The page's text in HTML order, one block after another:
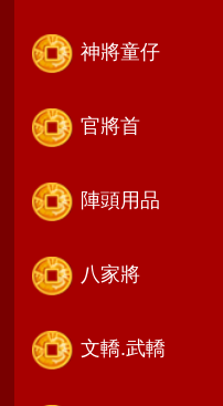
神將童仔
官將首
陣頭用品
八家將
文轎.武轎